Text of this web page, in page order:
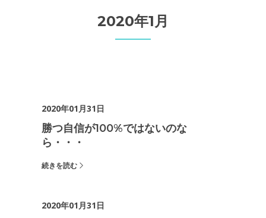
2020年1月
2020年01月31日
勝つ自信が100%ではないのな
ら・・・
続きを読む
2020年01月31日